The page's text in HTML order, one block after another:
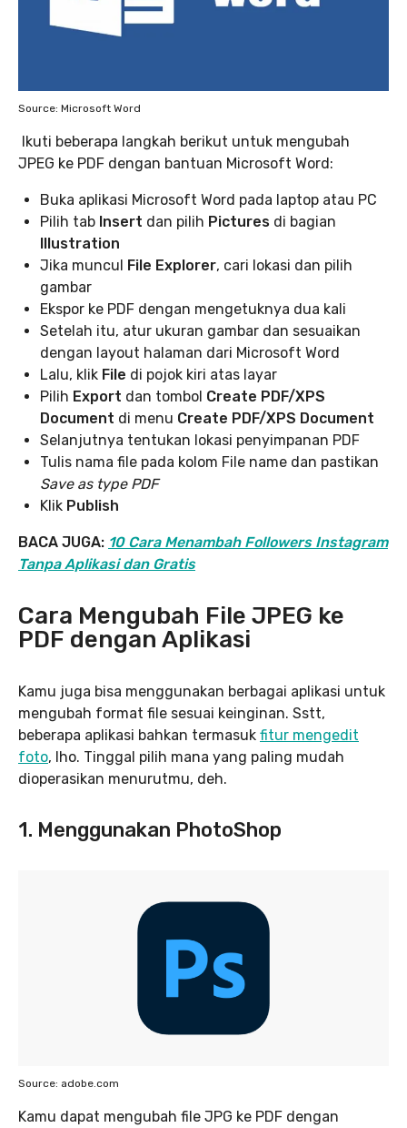
Source: Microsoft Word
Ikuti beberapa langkah berikut untuk mengubah
JPEG ke PDF dengan bantuan Microsoft Word:
Buka aplikasi Microsoft Word pada laptop atau PC
Pilih tab Insert dan pilih Pictures di bagian
Illustration
Jika muncul
File Explorer, cari lokasi dan pilih
gambar
Ekspor ke PDF dengan mengetuknya dua kali
Setelah itu, atur ukuran gambar dan sesuaikan
dengan layout halaman dari Microsoft Word
Lalu, klik File di pojok kiri atas layar
Pilih Export dan tombol Create PDF/XPS
Document di menu Create PDF/XPS Document
Selanjutnya tentukan lokasi penyimpanan PDF
Tulis nama file pada kolom File name dan pastikan
Save as type PDF
Klik Publish
BACA JUGA: 10 Cara Menambah Followers Instagram
Tanpa Aplikasi dan Gratis
Cara Mengubah File JPEG ke
PDF dengan Aplikasi
Kamu juga bisa menggunakan berbagai aplikasi untuk
mengubah format file sesuai keinginan. Sstt,
beberapa aplikasi bahkan termasuk fitur mengedit
foto, lho. Tinggal pilih mana yang paling mudah
dioperasikan menurutmu, deh.
1. Menggunakan PhotoShop
Source: adobe.com
Kamu dapat mengubah file JPG ke PDF dengan